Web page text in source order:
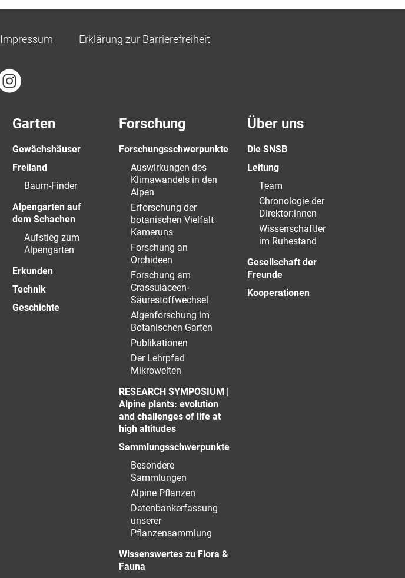
Impressum Erklärung zur Barrierefreiheit
Garten
Gewächshäuser
Freiland
Baum-Finder
Alpengarten auf
dem Schachen
Aufstieg zum
Alpengarten
Erkunden
Technik
Geschichte
Forschung
Forschungsschwerpunkte
Auswirkungen des
Klimawandels in den
Alpen
Erforschung der
botanischen Vielfalt
Kameruns
Forschung an
Orchideen
Forschung am
Crassulaceen-
Säurestoffwechsel
Algenforschung im
Botanischen Garten
Publikationen
Der Lehrpfad
Mikrowelten
RESEARCH SYMPOSIUM |
Alpine plants: evolution
and challenges of life at
high altitudes
Sammlungsschwerpunkte
Besondere
Sammlungen
Alpine Pflanzen
Datenbankerfassung
unserer
Pflanzensammlung
Wissenswertes zu Flora &
Fauna
Über uns
Die SNSB
Leitung
Team
Chronologie der
Direktor:innen
Wissenschaftler
im Ruhestand
Gesellschaft der
Freunde
Kooperationen